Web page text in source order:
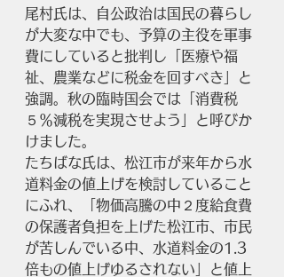
尾村氏は、自公政治は国民の暮らし
が大変な中でも、予算の主役を軍事
費にしていると批判し「医療や福
祉、農業などに税金を回すべき」と
強調。秋の臨時国会では「消費税
５％減税を実現させよう」と呼びか
けました。
たちばな氏は、松江市が来年から水
道料金の値上げを検討していること
にふれ、「物価高騰の中２度給食費
の保護者負担を上げた松江市、市民
が苦しんでいる中、水道料金の1.3
倍もの値上げゆるされない」と値上